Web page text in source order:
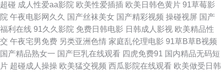
产成人精品 91每日更新 大香蕉导航 色伊人婷婷 91社78四虎 黄网站ww 婷婷
激情性 91色资源站 久久足交HD 中文字幕有码第39页 97在线观看超碰香蕉
麻豆爱爱网 91超碰人人摸 东方四虎私人影库 色五月丁香麻豆 欧美一级720p
超碰 成人性爱aa影院 欧美性爱插插 欧美日韩色黄片 91草莓影
院 午夜电影网久久 国产丝袜美女 国产精彩视频 操碰视屏 国产
福利在线 91久久影院 免费日韩电影 日韩成人影视 欧美精品性
交 午夜宅男免费 另类亚洲色情 家庭乱伦理电影 91草B草B视频
国产精品熟女一 国产巨乳在线观看 四虎免费91 国内精品无码短
片 超碰成人操操 欧美猛交视频 西瓜影院在线观看 欧美做受日韩